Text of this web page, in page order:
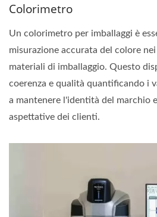
Colorimetro
Un colorimetro per imballaggi è
misurazione accurata del colore
materiali di imballaggio. Questo
coerenza e qualità quantificando i
a mantenere l'identità del marchio
aspettative dei clienti.